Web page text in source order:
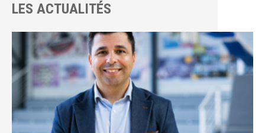
LES ACTUALITÉS